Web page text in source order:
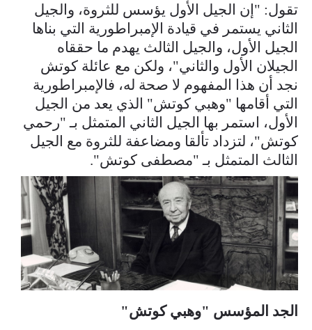
تقول: "إن الجيل الأول يؤسس للثروة، والجيل
الثاني يستمر في قيادة الإمبراطورية التي بناها
الجيل الأول، والجيل الثالث يهدم ما حققاه
الجيلان الأول والثاني"، ولكن مع عائلة كوتش
نجد أن هذا المفهوم لا صحة له، فالإمبراطورية
التي أقامها "وهبي كوتش" الذي يعد من الجيل
الأول، استمر بها الجيل الثاني المتمثل بـ "رحمي
كوتش"، لتزداد تألقا ومضاعفة للثروة مع الجيل
الثالث المتمثل بـ "مصطفى كوتش".
الجد المؤسس "وهبي كوتش"